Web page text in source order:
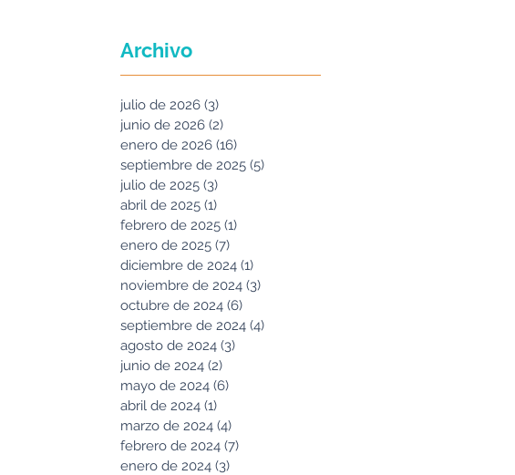
Archivo
julio de 2026 (3)
junio de 2026 (2)
enero de 2026 (16)
septiembre de 2025 (5)
julio de 2025 (3)
abril de 2025 (1)
febrero de 2025 (1)
enero de 2025 (7)
diciembre de 2024 (1)
noviembre de 2024 (3)
octubre de 2024 (6)
septiembre de 2024 (4)
agosto de 2024 (3)
junio de 2024 (2)
mayo de 2024 (6)
abril de 2024 (1)
marzo de 2024 (4)
febrero de 2024 (7)
enero de 2024 (3)